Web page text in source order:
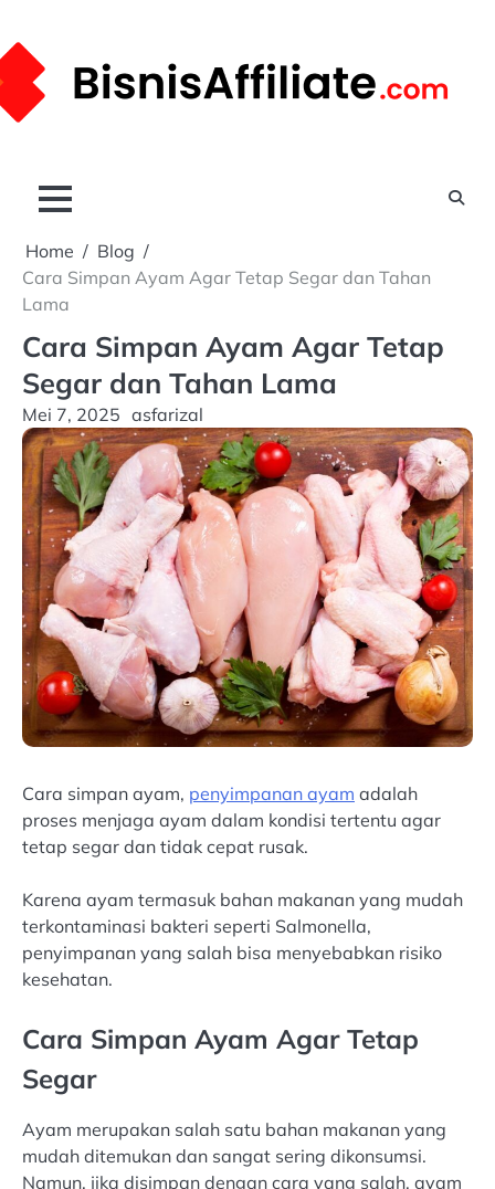
to
content
Home
Blog
Cara Simpan Ayam Agar Tetap Segar dan Tahan
Lama
Cara Simpan Ayam Agar Tetap
Segar dan Tahan Lama
Mei 7, 2025 asfarizal
Cara simpan ayam, penyimpanan ayam adalah
proses menjaga ayam dalam kondisi tertentu agar
tetap segar dan tidak cepat rusak.
Karena ayam termasuk bahan makanan yang mudah
terkontaminasi bakteri seperti Salmonella,
penyimpanan yang salah bisa menyebabkan risiko
kesehatan.
Cara Simpan Ayam Agar Tetap
Segar
Ayam merupakan salah satu bahan makanan yang
mudah ditemukan dan sangat sering dikonsumsi.
Namun, jika disimpan dengan cara yang salah, ayam